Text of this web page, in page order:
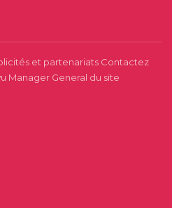
et partenariats Contactez
Manager General du site